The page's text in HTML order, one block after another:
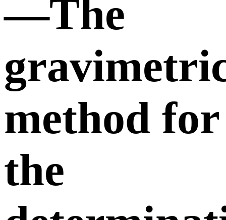
—The
method for
the